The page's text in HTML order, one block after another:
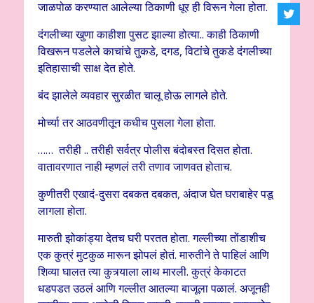
जाळपोळ करण्यात आलेल्या ठिकाणी धूर ही विरून गेला होता.
दंगलीच्या खुणा काहीशा पुसट झाल्या होत्या.. काही ठिकाणी
विखरून पडलेले काचांचे तुकडे, दगड, विटांचे तुकडे दंगलीच्या
इतिहासाची साक्ष देत होते.
बंद झालेले व्यवहार सुरळीत चालू होऊ लागले होते.
मोर्च्या तर आठवणीतून कधीच पुसला गेला होता.
…… तरीही .. तरीही सर्वत्र पोलीस बंदोबस्त दिसत होता.
वातावरणात नाही म्हणलं तरी तणाव जाणवत होताच.
कुणीतरी एखादं-दुसरा दबकत दबकत, अंदाज घेत घराबाहेर पडू
लागला होता.
मारुती झोकांड्या देतच घरी परतत होता. गल्लीच्या तोंडाशीच
एक कुत्रं मुटकुळ मारून झोपलं होतं. मारुतीने ते पाहिलं आणि
शिव्या घालत त्या कुत्र्याला लाथ मारली. कुत्रं केकाटत
धडपडत उठलं आणि गल्लीत आतल्या बाजूला पळालं. अजूनही